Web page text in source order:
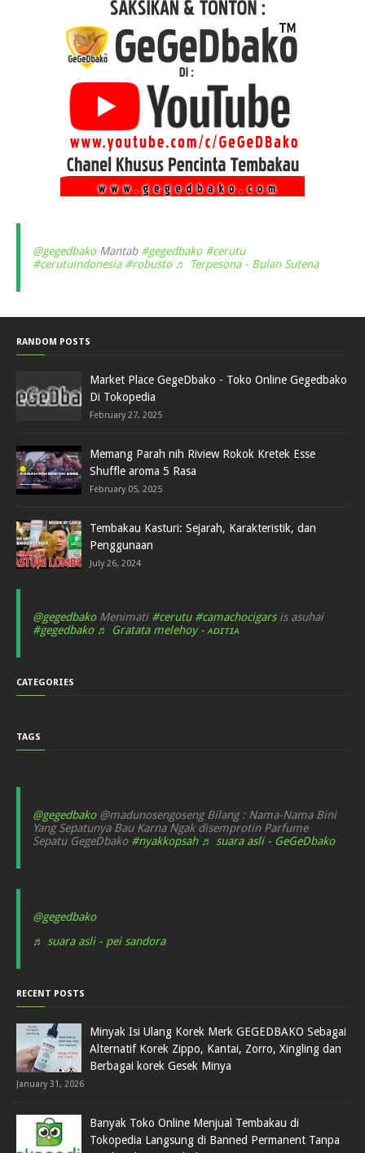
@gegedbakoMantab #gegedbako #cerutu
#cerutuindonesia #robusto ♬ Terpesona - Bulan Sutena
RANDOM POSTS
Market Place GegeDbako - Toko Online Gegedbako
Di Tokopedia
February 27, 2025
Memang Parah nih Riview Rokok Kretek Esse
Shuffle aroma 5 Rasa
February 05, 2025
Tembakau Kasturi: Sejarah, Karakteristik, dan
Penggunaan
July 26, 2024
@gegedbakoMenimati #cerutu #camachocigarsis asuhai
#gegedbako ♬ Gratata melehoy - ᴀᴅɪᴛɪᴀ
CATEGORIES
TAGS
@gegedbako@madunosengoseng Bilang : Nama-Nama Bini
Yang Sepatunya Bau Karna Ngak disemprotin Parfume
Sepatu GegeDbako #nyakkopsah ♬ suara asli - GeGeDbako
@gegedbako
♬ suara asli - pei sandora
RECENT POSTS
Minyak Isi Ulang Korek Merk GEGEDBAKO Sebagai
Alternatif Korek Zippo, Kantai, Zorro, Xingling dan
Berbagai korek Gesek Minya
January 31, 2026
Banyak Toko Online Menjual Tembakau di
Tokopedia Langsung di Banned Permanent Tanpa